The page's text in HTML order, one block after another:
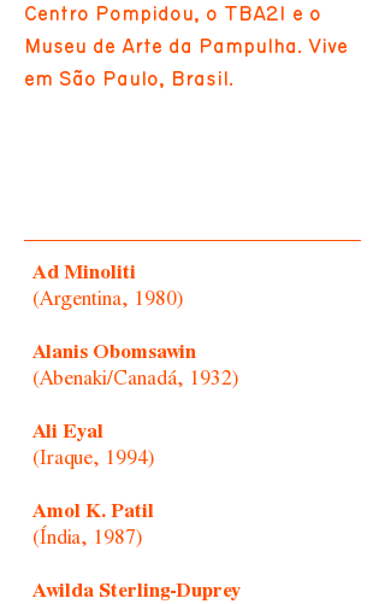
Centro Pompidou, o TBA21 e o
Museu de Arte da Pampulha. Vive
em São Paulo, Brasil.
Ad Minoliti
(Argentina, 1980)
Alanis Obomsawin
(Abenaki/Canadá, 1932)
Ali Eyal
(Iraque, 1994)
Amol K. Patil
(Índia, 1987)
Awilda Sterling-Duprey